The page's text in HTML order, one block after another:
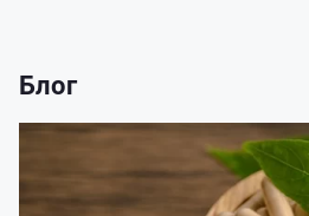
Блог